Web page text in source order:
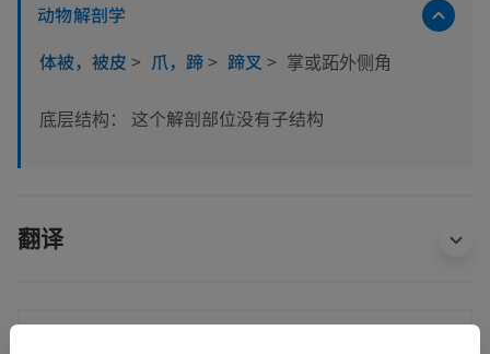
动物解剖学
体被，被皮 > 爪，蹄> 蹄叉 > 掌或跖外侧角
底层结构： 这个解剖部位没有子结构
翻译